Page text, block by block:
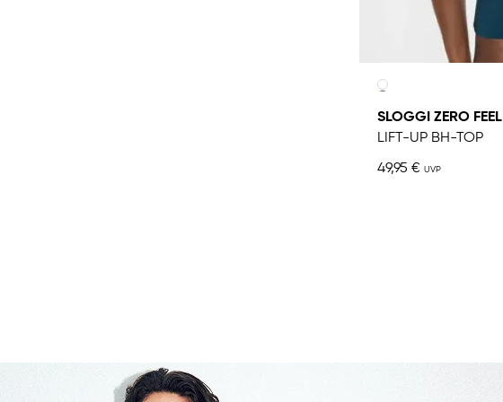
SLOGGI ZERO FEEL
LIFT-UP BH-TOP
49,95 €